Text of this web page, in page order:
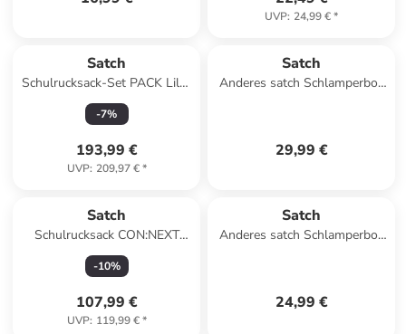
UVP: 24,99 €*
Satch
Schulrucksack-Set PACK Lilac
Blossom 3-teilig in Lila
-7%
193,99 €
UVP: 209,97 €*
Satch
Anderes satch Schlamperbox
29,99 €
Satch
Schulrucksack CON:NEXT
"Urban Black" in Schwarz
-10%
107,99 €
UVP: 119,99 €*
Satch
Anderes satch Schlamperbox
24,99 €